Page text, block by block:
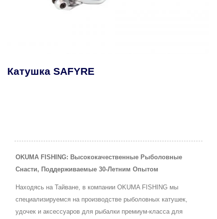
OKUMA FISHING: Высококачественные Рыболовные
Снасти, Поддерживаемые 30-Летним Опытом
Находясь на Тайване, в компании OKUMA FISHING мы
специализируемся на производстве рыболовных катушек,
удочек и аксессуаров для рыбалки премиум-класса для